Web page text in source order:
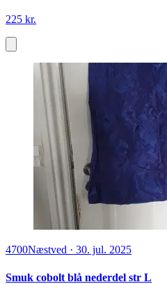
225 kr.
4700Næstved · 30. jul. 2025
Smuk cobolt blå nederdel str L